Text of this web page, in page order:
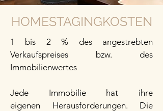
HOMESTAGINGKOSTEN
1 bis 2 % des angestrebten
Verkaufspreises bzw. des
Immobilienwertes
Jede Immobilie hat ihre
eigenen Herausforderungen. Die